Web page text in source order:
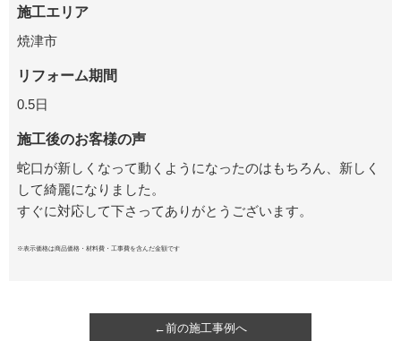
施工エリア
焼津市
リフォーム期間
0.5日
施工後のお客様の声
蛇口が新しくなって動くようになったのはもちろん、新しく
して綺麗になりました。
すぐに対応して下さってありがとうございます。
※表示価格は商品価格・材料費・工事費を含んだ金額です
←前の施工事例へ